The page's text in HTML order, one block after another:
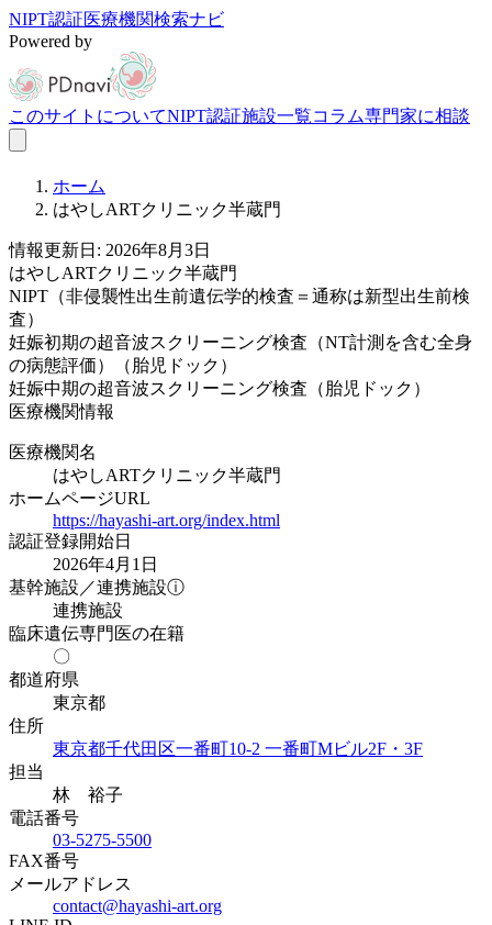
NIPT認証医療機関検索ナビ
Powered by
このサイトについてNIPT認証施設一覧コラム専門家に相談
ホーム
はやしARTクリニック半蔵門
情報更新日: 2026年8月3日
はやしARTクリニック半蔵門
NIPT（非侵襲性出生前遺伝学的検査＝通称は新型出生前検
査）
妊娠初期の超音波スクリーニング検査（NT計測を含む全身
の病態評価）（胎児ドック）
妊娠中期の超音波スクリーニング検査（胎児ドック）
医療機関情報
医療機関名
はやしARTクリニック半蔵門
ホームページURL
https://hayashi-art.org/index.html
認証登録開始日
2026年4月1日
基幹施設／連携施設ⓘ
連携施設
臨床遺伝専門医の在籍
〇
都道府県
東京都
住所
東京都千代田区一番町10-2 一番町Mビル2F・3F
担当
林 裕子
電話番号
03-5275-5500
FAX番号
メールアドレス
contact@hayashi-art.org